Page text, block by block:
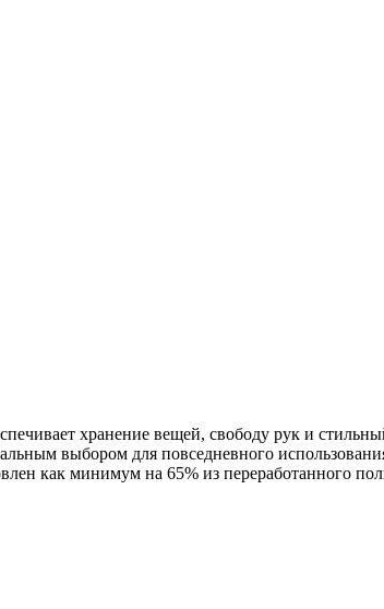
хранение вещей, свободу рук и
выбором для повседневного
как минимум на 65% из переработанного